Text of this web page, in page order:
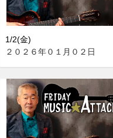
1/2(金)
２０２６年０１月０２日